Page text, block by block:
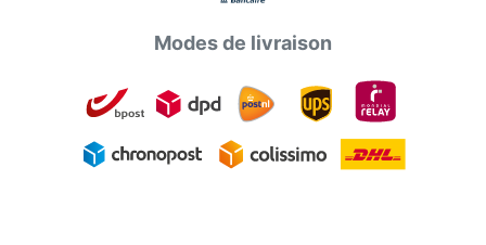
Modes de livraison